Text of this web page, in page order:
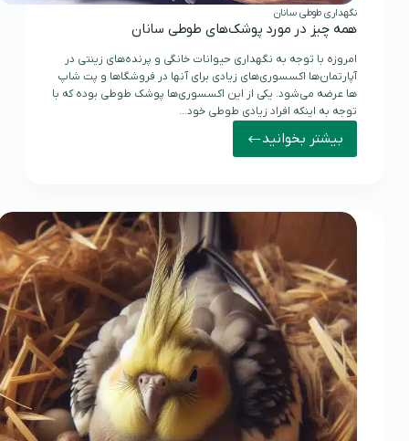
نگهداری طوطی سانان
همه چیز در مورد پوشک‌های طوطی سانان
امروزه با توجه به نگهداری حیوانات خانگی و پرنده‌های زینتی در
آپارتمان‌ها اکسسوری‌های زیادی برای آنها در فروشگا‌ها و پت شاپ
ها عرضه می‌شود. یکی از این اکسسوری‌ها پوشک طوطی بوده که با
توجه به اینکه افراد زیادی طوطی خود…
بیشتر بخوانید
همه
مورد
پوشک‌های
طوطی
سانان